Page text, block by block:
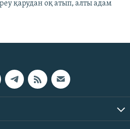
қарудан оқ атып, алты адам